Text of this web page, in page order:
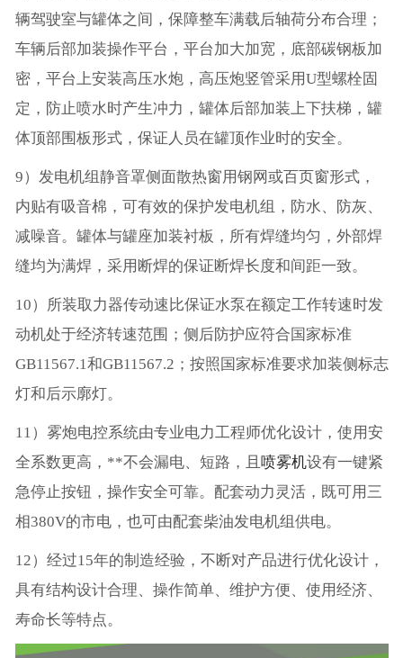
辆驾驶室与罐体之间，保障整车满载后轴荷分布合理；
车辆后部加装操作平台，平台加大加宽，底部碳钢板加
密，平台上安装高压水炮，高压炮竖管采用U型螺栓固
定，防止喷水时产生冲力，罐体后部加装上下扶梯，罐
体顶部围板形式，保证人员在罐顶作业时的安全。
9）发电机组静音罩侧面散热窗用钢网或百页窗形式，
内贴有吸音棉，可有效的保护发电机组，防水、防灰、
减噪音。罐体与罐座加装衬板，所有焊缝均匀，外部焊
缝均为满焊，采用断焊的保证断焊长度和间距一致。
10）所装取力器传动速比保证水泵在额定工作转速时发
动机处于经济转速范围；侧后防护应符合国家标准
GB11567.1和GB11567.2；按照国家标准要求加装侧标志
灯和后示廓灯。
11）雾炮电控系统由专业电力工程师优化设计，使用安
全系数更高，**不会漏电、短路，且 喷雾机设有一键紧
急停止按钮，操作安全可靠。配套动力灵活，既可用三
相380V的市电，也可由配套柴油发电机组供电。
12）经过15年的制造经验，不断对产品进行优化设计，
具有结构设计合理、操作简单、维护方便、使用经济、
寿命长等特点。